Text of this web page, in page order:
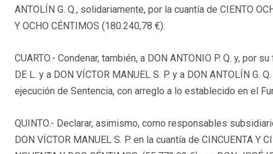
ANTOLÍN G. Q., solidariamente, por la cuantía de CIENTO
Y OCHO CÉNTIMOS (180.240,78 €).
CUARTO.- Condenar, también, a DON ANTONIO P. Q. y, por
DE L. y a DON VÍCTOR MANUEL S. P. y a DON ANTOLÍN
ejecución de Sentencia, con arreglo a lo establecido en el
QUINTO.- Declarar, asimismo, como responsables
DON VÍCTOR MANUEL S. P. en la cuantía de CINCUENTA Y